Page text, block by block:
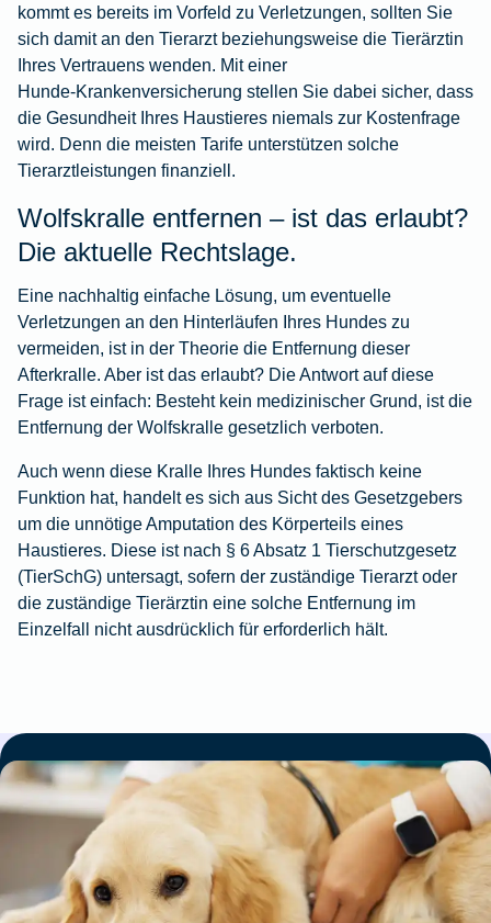
kommt es bereits im Vorfeld zu Verletzungen, sollten Sie
sich damit an den Tierarzt beziehungsweise die Tierärztin
Ihres Vertrauens wenden. Mit einer
Hunde-Krankenversicherung stellen Sie dabei sicher, dass
die Gesundheit Ihres Haustieres niemals zur Kostenfrage
wird. Denn die meisten Tarife unterstützen solche
Tierarztleistungen finanziell.
Wolfskralle entfernen – ist das erlaubt?
Die aktuelle Rechtslage.
Eine nachhaltig einfache Lösung, um eventuelle
Verletzungen an den Hinterläufen Ihres Hundes zu
vermeiden, ist in der Theorie die Entfernung dieser
Afterkralle. Aber ist das erlaubt? Die Antwort auf diese
Frage ist einfach: Besteht kein medizinischer Grund, ist die
Entfernung der Wolfskralle gesetzlich verboten.
Auch wenn diese Kralle Ihres Hundes faktisch keine
Funktion hat, handelt es sich aus Sicht des Gesetzgebers
um die unnötige Amputation des Körperteils eines
Haustieres. Diese ist nach § 6 Absatz 1 Tierschutzgesetz
(TierSchG) untersagt, sofern der zuständige Tierarzt oder
die zuständige Tierärztin eine solche Entfernung im
Einzelfall nicht ausdrücklich für erforderlich hält.